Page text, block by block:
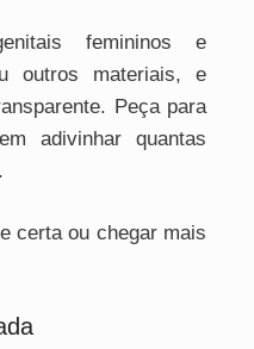
femininos e
outros materiais, e
Peça para
adivinhar quantas
certa ou chegar mais